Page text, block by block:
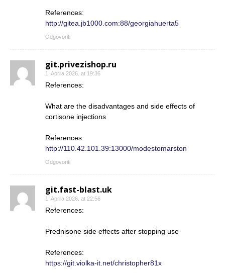
References:
http://gitea.jb1000.com:88/georgiahuerta5
Odgovoriti
git.privezishop.ru
1. Aprila 2026. at 19:36
References:
What are the disadvantages and side effects of
cortisone injections
References:
http://110.42.101.39:13000/modestomarston
Odgovoriti
git.fast-blast.uk
1. Aprila 2026. at 22:56
References:
Prednisone side effects after stopping use
References:
https://git.violka-it.net/christopher81x